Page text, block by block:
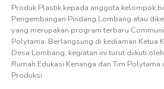
Produk Plastik kepada anggota kelompok
Pengembangan Pindang Lombang atau
yang merupakan program terbaru
Polytama. Berlangsung di kediaman Ketua
Desa Lombang, kegiatan ini turut diikuti
Rumah Edukasi Kenanga dan Tim Polytama
Produksi.